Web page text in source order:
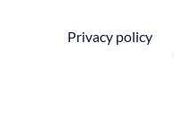
Privacy policy